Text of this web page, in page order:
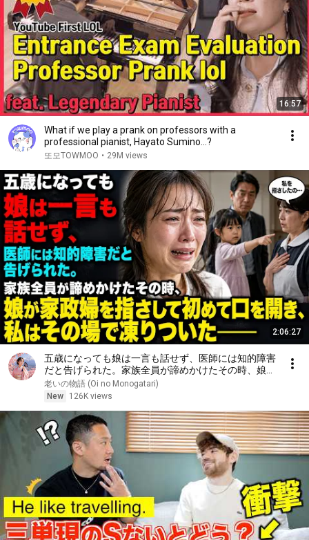
16:57
What if we play a prank on professors with a
professional pianist, Hayato Sumino...?
또모TOWMOO • 29M views
2:06:27
五歳になっても娘は一言も話せず、医師には知的障害
だと告げられた。家族全員が諦めかけたその時、娘が
家政婦を指さして初めて口を開き、私はその場で凍り
ついた――
老いの物語 (Oi no Monogatari)
New
126K views